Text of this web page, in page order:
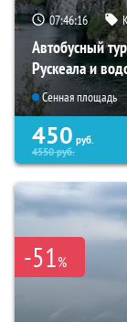
07:46:15
Автобусный
Рускеала и
Сенная площадь
450 руб.
4550руб.
-51%